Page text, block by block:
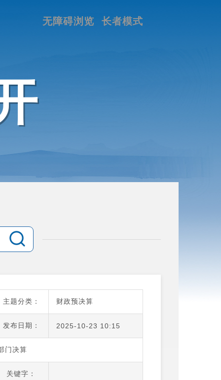
长者模式
无障碍浏览
主题分类： 财政预决算
发布日期： 2025-10-23 10:15
门决算
关键字：